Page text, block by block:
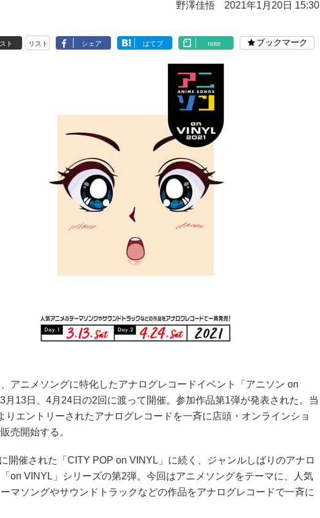
野澤佳悟 2021年1月20日 15:30
ト リスト シェア はてブ note ブックマーク
アニメソングに特化したアナログレコードイベント「アニソン on
月13日、4月24日の2回に渡って開催。参加作品第1弾が発表された。当
りエントリーされたアナログレコードを一斉に店頭・オンラインショ
売開始する。
開催された「CITY POP on VINYL」に続く、ジャンルしばりのアナロ
on VINYL」シリーズの第2弾。今回はアニメソングをテーマに、人気
マソングやサウンドトラックなどの作品をアナログレコードで一斉に